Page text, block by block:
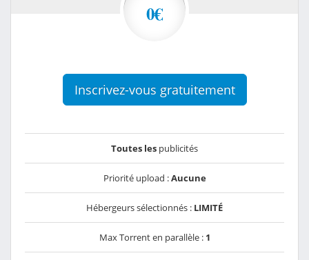
0€
Inscrivez-vous gratuitement
Toutes les publicités
Priorité upload :Aucune
Hébergeurs sélectionnés : LIMITÉ
Max Torrent en parallèle : 1